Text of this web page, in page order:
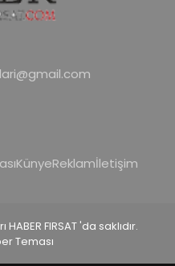
KünyeReklamİletişim
FIRSAT 'da saklıdır.
Teması